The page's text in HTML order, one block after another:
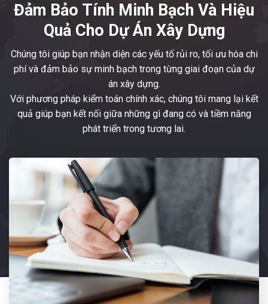
Đảm Bảo Tính Minh Bạch Và Hiệu
Quả Cho Dự Án Xây Dựng
Chúng tôi giúp bạn nhận diện các yếu tố rủi ro, tối ưu hóa chi
phí và đảm bảo sự minh bạch trong từng giai đoạn của dự
án xây dựng.
Với phương pháp kiểm toán chính xác, chúng tôi mang lại kết
quả giúp bạn kết nối giữa những gì đang có và tiềm năng
phát triển trong tương lai.